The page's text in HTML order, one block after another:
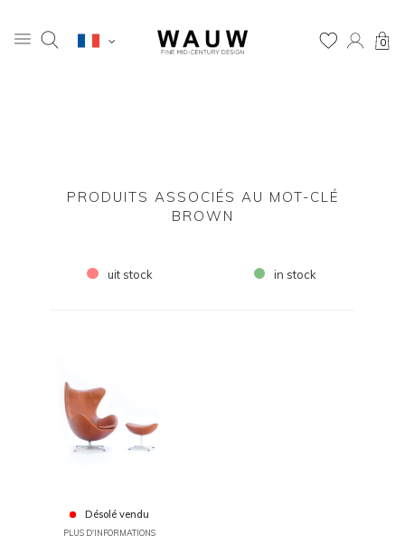
0
PRODUITS ASSOCIÉS AU MOT-CLÉ
BROWN
uit stock in stock
Désolé vendu
PLUS D'INFORMATIONS